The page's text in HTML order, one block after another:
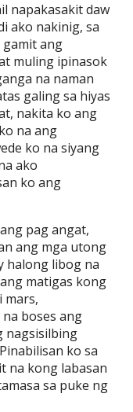
napakasakit daw
ako nakinig, sa
ang
muling ipinasok
na naman
galing sa hiyas
nakita ko ang
na ang
ko na siyang
ako
ko ang
pag angat,
ang mga utong
halong libog na
matigas kong
mars,
boses ang
nagsisilbing
ko sa
na kong labasan
sa puke ng